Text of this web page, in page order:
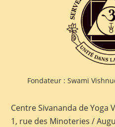
Fondateur : Swami
Centre Sivananda de Yoga
1, rue des Minoteries /